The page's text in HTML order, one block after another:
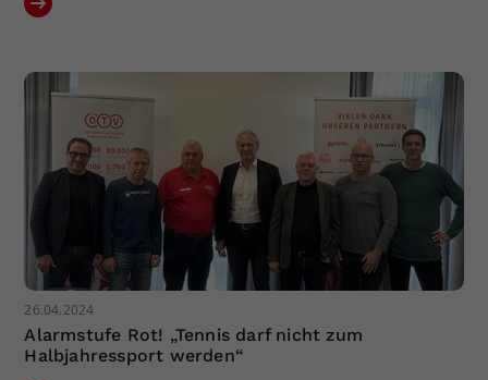
26.04.2024
Alarmstufe Rot! „Tennis darf nicht zum
Halbjahressport werden“